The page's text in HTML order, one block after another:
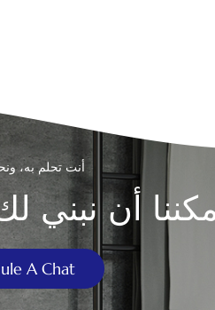
أنت تحلم به،
أن نبني
A Chat